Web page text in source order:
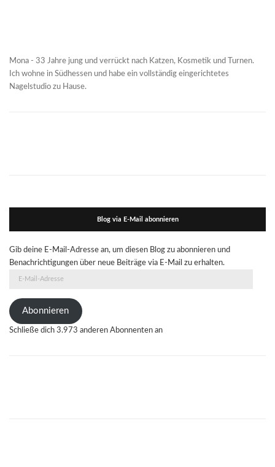
Mona - 33 Jahre jung und verrückt nach Katzen, Kosmetik und Turnen.
Ich wohne in Südhessen und habe ein vollständig eingerichtetes
Nagelstudio zu Hause.
Blog via E-Mail abonnieren
Gib deine E-Mail-Adresse an, um diesen Blog zu abonnieren und
Benachrichtigungen über neue Beiträge via E-Mail zu erhalten.
Adresse
Abonnieren
Schließe dich 3.973 anderen Abonnenten an